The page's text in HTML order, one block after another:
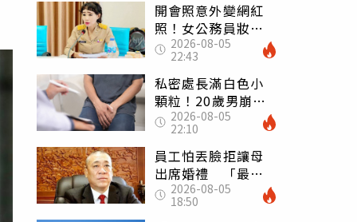
開會照意外變網紅
照！女公務員妝容
掀2千則留言 本人
怒嗆：化妝有錯嗎
2026-08-05
22:43
私密處長滿白色小
顆粒！20歲男崩潰
求診 醫曝5大真相
別再誤會
2026-08-05
22:10
員工怕丟臉拒讓母
出席婚禮 「最愛
發錢老闆」震怒開
除：我看不起你
2026-08-05
18:50